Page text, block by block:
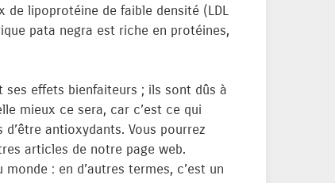
de lipoprotéine de faible densité (LDL
pata negra est riche en protéines,
effets bienfaiteurs ; ils sont dûs à
mieux ce sera, car c’est ce qui
antioxydants. Vous pourrez
articles de notre page web.
: en d’autres termes, c’est un